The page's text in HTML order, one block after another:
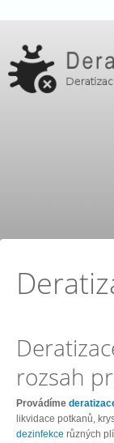
rozsah
Provádíme
likvidace potkanů,
dezinfekce různých